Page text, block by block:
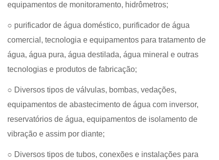
equipamentos de monitoramento, hidrômetros;
○ purificador de água doméstico, purificador de água
comercial, tecnologia e equipamentos para tratamento de
água, água pura, água destilada, água mineral e outras
tecnologias e produtos de fabricação;
○ Diversos tipos de válvulas, bombas, vedações,
equipamentos de abastecimento de água com inversor,
reservatórios de água, equipamentos de isolamento de
vibração e assim por diante;
○ Diversos tipos de tubos, conexões e instalações para